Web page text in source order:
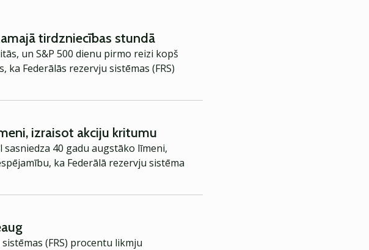
tirdzniecības stundā
un S&P 500 dienu pirmo reizi kopš
Federālās rezervju sistēmas (FRS)
izraisot akciju kritumu
40 gadu augstāko līmeni,
ka Federālā rezervju sistēma
(FRS) procentu likmju